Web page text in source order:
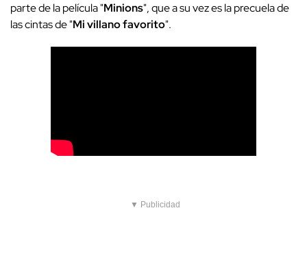
parte de la película "Minions", que a su vez es la precuela de
las cintas de "Mi villano favorito".
▼ Publicidad